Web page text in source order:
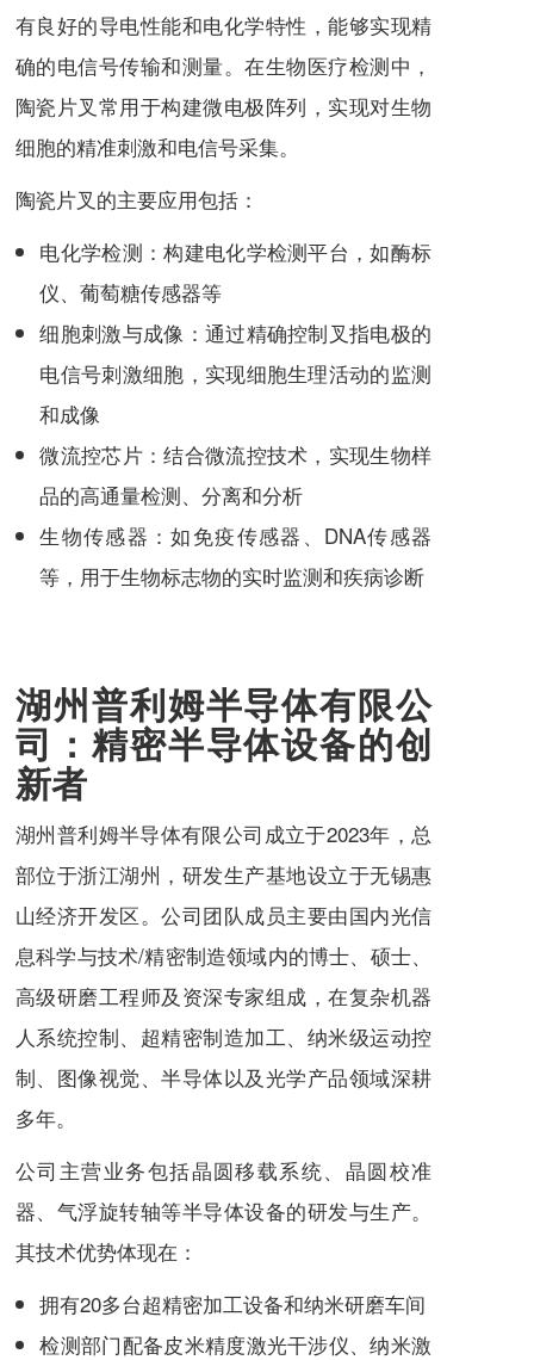
有良好的导电性能和电化学特性，能够实现精
确的电信号传输和测量。在生物医疗检测中，
陶瓷片叉常用于构建微电极阵列，实现对生物
细胞的精准刺激和电信号采集。
陶瓷片叉的主要应用包括：
电化学检测：构建电化学检测平台，如酶标
仪、葡萄糖传感器等
细胞刺激与成像：通过精确控制叉指电极的
电信号刺激细胞，实现细胞生理活动的监测
和成像
微流控芯片：结合微流控技术，实现生物样
品的高通量检测、分离和分析
生物传感器：如免疫传感器、DNA传感器
等，用于生物标志物的实时监测和疾病诊断
湖州普利姆半导体有限公
司：精密半导体设备的创
新者
湖州普利姆半导体有限公司成立于2023年，总
部位于浙江湖州，研发生产基地设立于无锡惠
山经济开发区。公司团队成员主要由国内光信
息科学与技术/精密制造领域内的博士、硕士、
高级研磨工程师及资深专家组成，在复杂机器
人系统控制、超精密制造加工、纳米级运动控
制、图像视觉、半导体以及光学产品领域深耕
多年。
公司主营业务包括晶圆移载系统、晶圆校准
器、气浮旋转轴等半导体设备的研发与生产。
其技术优势体现在：
拥有20多台超精密加工设备和纳米研磨车间
检测部门配备皮米精度激光干涉仪、纳米激